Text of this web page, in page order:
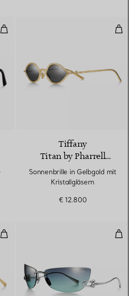
Sonnenbrille aus
Tiffany
Titan by Pharrell
Williams
Sonnenbrille in Gelbgold mit
Kristallgläsern
€ 12.800
Sonnenbrille, vergoldetes